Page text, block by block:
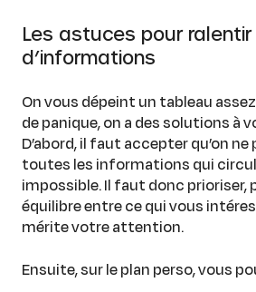
Les astuces pour
d’informations
On vous dépeint un tableau
de panique, on a des solutions à
D’abord, il faut accepter qu’on
toutes les informations qui
impossible. Il faut donc prioriser,
équilibre entre ce qui vous
mérite votre attention.
Ensuite, sur le plan perso, vous